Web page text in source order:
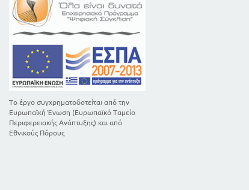
113
116
119
121
Το έργο συγχρηματοδοτείται από την
Ευρωπαϊκή Ένωση (Ευρωπαϊκό Ταμείο
Περιφερειακής Ανάπτυξης) και από
Εθνικούς Πόρους